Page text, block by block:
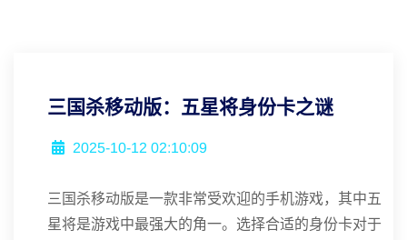
三国杀移动版：五星将身份卡之谜
2025-10-12 02:10:09
三国杀移动版是一款非常受欢迎的手机游戏，其中五
星将是游戏中最强大的角一。选择合适的身份卡对于